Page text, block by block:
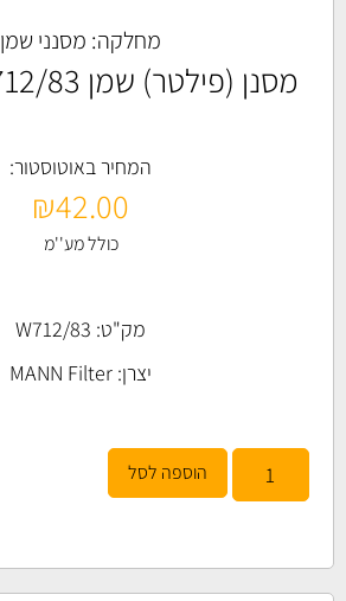
מחלקה: מסנני שמן
מסנן (פילטר) שמן MANN W 712/83
המחיר באוטוסטור:
₪42.00
כולל מע''מ
מק"ט: W712/83
יצרן: MANN Filter
הוספה לסל